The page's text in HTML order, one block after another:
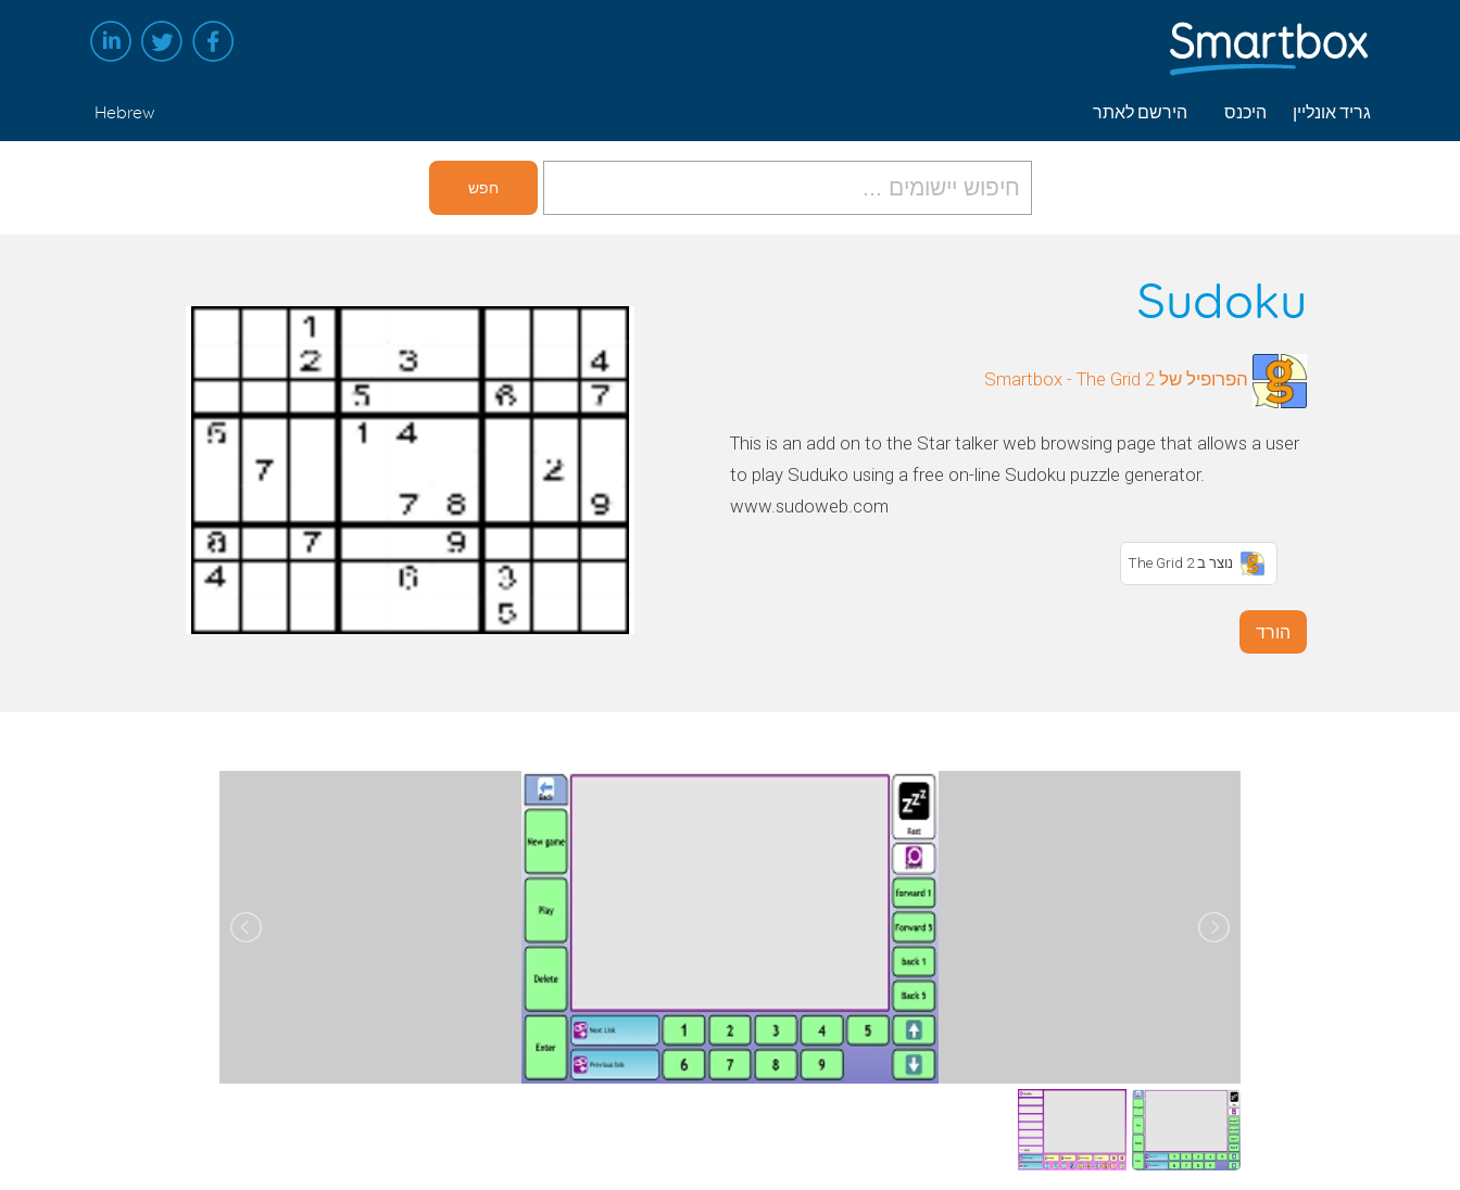
גריד אונליין היכנס הירשם לאתר Hebrew
Sudoku
הפרופיל של Smartbox - The Grid 2
This is an add on to the Star talker web browsing page that allows a user
to play Suduko using a free on-line Sudoku puzzle generator.
www.sudoweb.com
נוצר ב The Grid 2
הורד